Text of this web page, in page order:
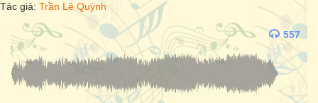
Tác giả: Trần Lê Quỳnh
557